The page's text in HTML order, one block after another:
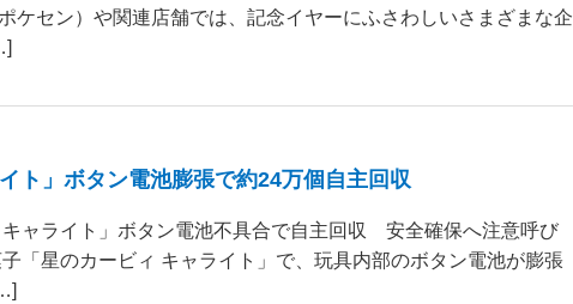
ケセン）や関連店舗では、記念イヤーにふさわしいさまざまな企
ト」ボタン電池膨張で約24万個自主回収
ャライト」ボタン電池不具合で自主回収 安全確保へ注意呼び
「星のカービィ キャライト」で、玩具内部のボタン電池が膨張